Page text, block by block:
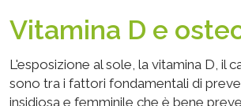
Vitamina D e
L'esposizione al sole, la vitamina D, il
sono tra i fattori fondamentali di
insidiosa e femminile che è bene